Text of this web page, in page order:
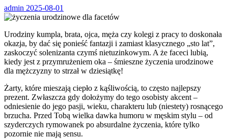
admin 2025-08-01
Urodziny kumpla, brata, ojca, męża czy kolegi z pracy to doskonała
okazja, by dać się ponieść fantazji i zamiast klasycznego „sto lat”,
zaskoczyć solenizanta czymś nietuzinkowym. A że faceci lubią,
kiedy jest z przymrużeniem oka – śmieszne życzenia urodzinowe
dla mężczyzny to strzał w dziesiątkę!
Żarty, które mieszają ciepło z kąśliwością, to często najlepszy
prezent. Zwłaszcza gdy dołożymy do tego osobisty akcent –
odniesienie do jego pasji, wieku, charakteru lub (niestety) rosnącego
brzucha. Przed Tobą wielka dawka humoru w męskim stylu – od
szyderczych rymowanek po absurdalne życzenia, które tylko
pozornie nie mają sensu.